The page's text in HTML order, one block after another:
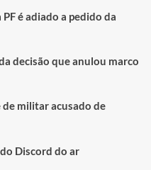
é adiado a pedido da
decisão que anulou marco
militar acusado de
Discord do ar